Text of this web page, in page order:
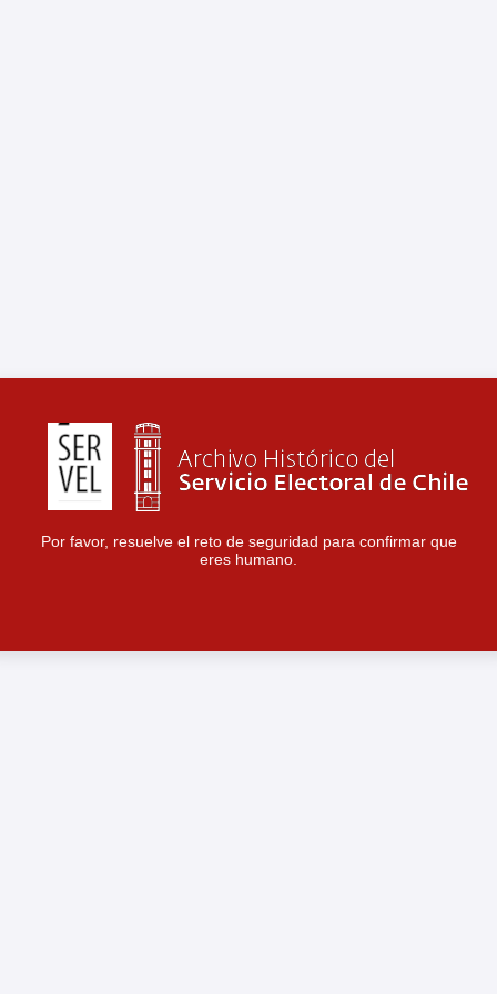
Por favor, resuelve el reto de seguridad para confirmar que
eres humano.